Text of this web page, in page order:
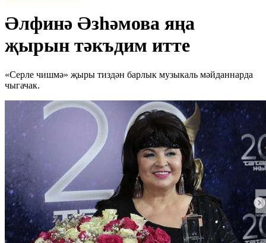
Әлфинә Әзһәмова яңа
җырын тәкъдим итте
«Серле чишмә» җыры тиздән барлык музыкаль мәйданнарда
чыгачак.